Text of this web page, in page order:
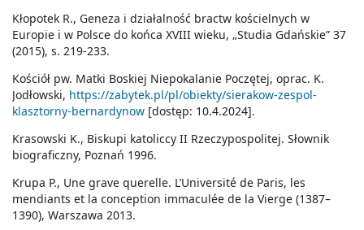
Kłopotek R., Geneza i działalność bractw kościelnych w
Europie i w Polsce do końca XVIII wieku, „Studia Gdańskie” 37
(2015), s. 219-233.
Kościół pw. Matki Boskiej Niepokalanie Poczętej, oprac. K.
Jodłowski, https://zabytek.pl/pl/obiekty/sierakow-zespol-
klasztorny-bernardynow [dostęp: 10.4.2024].
Krasowski K., Biskupi katoliccy II Rzeczypospolitej. Słownik
biograficzny, Poznań 1996.
Krupa P., Une grave querelle. L’Université de Paris, les
mendiants et la conception immaculée de la Vierge (1387–
1390), Warszawa 2013.